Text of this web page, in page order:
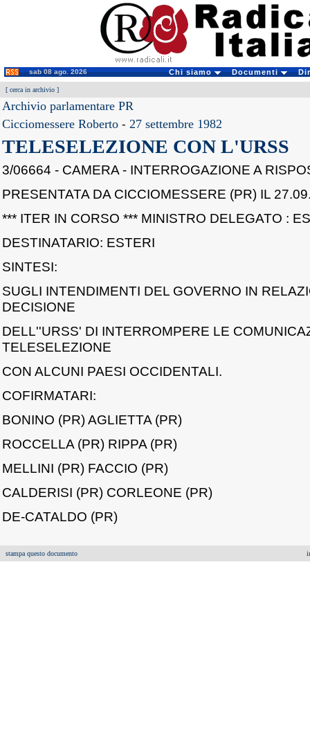
sab 08 ago. 2026 Chi siamo Documenti
[ cerca in archivio ]
Archivio parlamentare PR
Cicciomessere Roberto - 27 settembre 1982
TELESELEZIONE CON L'URSS
3/06664 - CAMERA - INTERROGAZIONE A
PRESENTATA DA CICCIOMESSERE (PR) IL
*** ITER IN CORSO *** MINISTRO DELEGATO :
DESTINATARIO: ESTERI
SINTESI:
SUGLI INTENDIMENTI DEL GOVERNO IN
DECISIONE
DELL''URSS' DI INTERROMPERE LE
TELESELEZIONE
CON ALCUNI PAESI OCCIDENTALI.
COFIRMATARI:
BONINO (PR) AGLIETTA (PR)
ROCCELLA (PR) RIPPA (PR)
MELLINI (PR) FACCIO (PR)
CALDERISI (PR) CORLEONE (PR)
DE-CATALDO (PR)
stampa questo documento